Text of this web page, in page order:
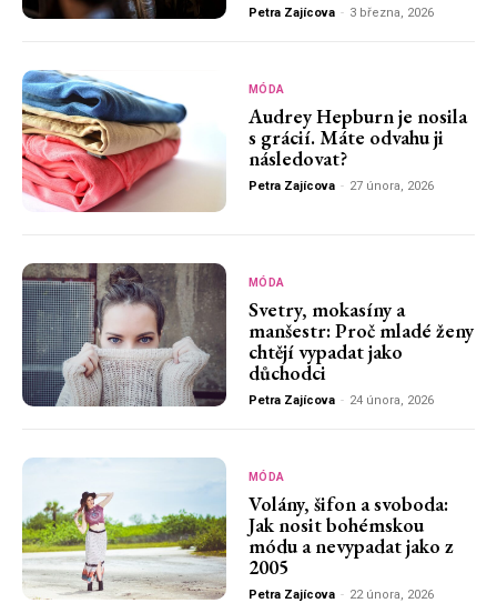
Petra Zajícova - 3 března, 2026
MÓDA
Audrey Hepburn je nosila
s grácií. Máte odvahu ji
následovat?
Petra Zajícova - 27 února, 2026
MÓDA
Svetry, mokasíny a
manšestr: Proč mladé ženy
chtějí vypadat jako
důchodci
Petra Zajícova - 24 února, 2026
MÓDA
Volány, šifon a svoboda:
Jak nosit bohémskou
módu a nevypadat jako z
2005
Petra Zajícova - 22 února, 2026